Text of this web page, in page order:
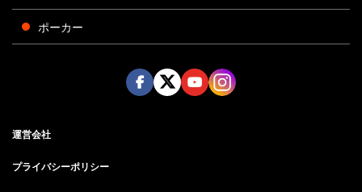
ポーカー
運営会社
プライバシーポリシー